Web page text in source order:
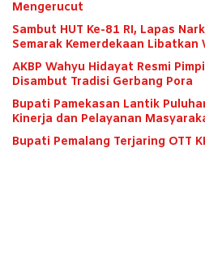
Mengerucut
Sambut HUT Ke-81 RI, Lapas
Semarak Kemerdekaan Libatkan
AKBP Wahyu Hidayat Resmi
Disambut Tradisi Gerbang Pora
Bupati Pamekasan Lantik
Kinerja dan Pelayanan
Bupati Pemalang Terjaring OTT